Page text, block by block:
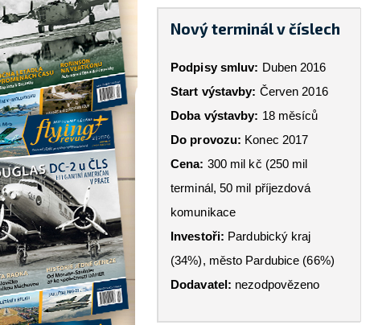
Nový terminál v číslech
Podpisy smluv: Duben 2016
Start výstavby: Červen 2016
Doba výstavby: 18 měsíců
Do provozu: Konec 2017
Cena: 300 mil kč (250 mil
terminál, 50 mil příjezdová
komunikace
Investoři: Pardubický kraj
(34%), město Pardubice (66%)
Dodavatel: nezodpovězeno